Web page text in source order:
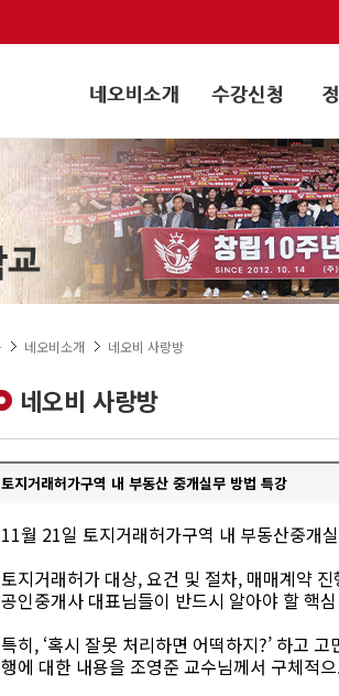
네오비소개 네오비 사랑방
네오비 사랑방
토지거래허가구역 내 부동산 중개실무 방법 특강
11월 21일 토지거래허가구역 내 부동산중개
토지거래허가 대상, 요건 및 절차, 매매계약
공인중개사 대표님들이 반드시 알아야 할 핵
특히, ‘혹시 잘못 처리하면 어떡하지?’ 하고
행에 대한 내용을 조영준 교수님께서 구체적